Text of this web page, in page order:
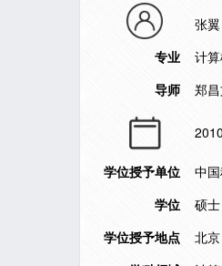
张翼
专业
计
导师
郑
学位授予单位
中
学位
硕士
学位授予地点
北京